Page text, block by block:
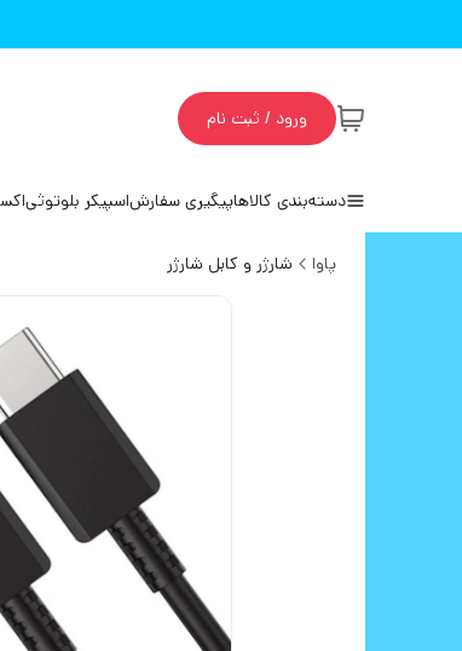
ورود / ثبت نام
دسته‌بندی کالاهاپیگیری سفارشاسپیکر بلوتوثی
پاوا شارژر و کابل شارژر